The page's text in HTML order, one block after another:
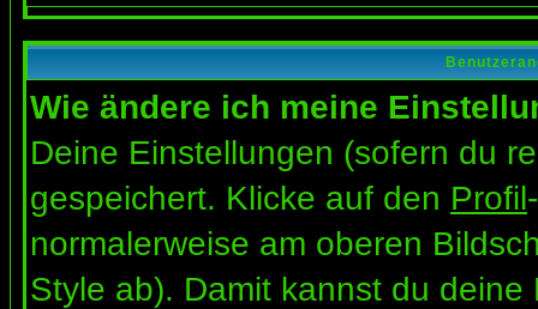
Wie ändere ich meine
Deine Einstellungen (sofern du
gespeichert. Klicke auf den Profil
normalerweise am oberen
Style ab). Damit kannst du